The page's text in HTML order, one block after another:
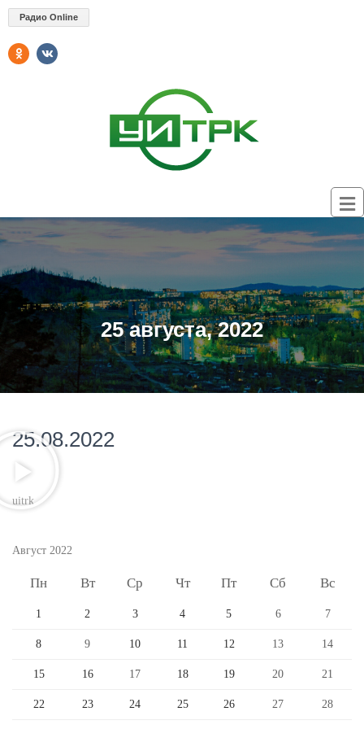
Радио Online
25 августа, 2022
25.08.2022
uitrk
Август 2022
Пн Вт Ср Чт Пт Сб Вс
1 2 3 4 5 6 7
8 9 10 11 12 13 14
15 16 17 18 19 20 21
22 23 24 25 26 27 28